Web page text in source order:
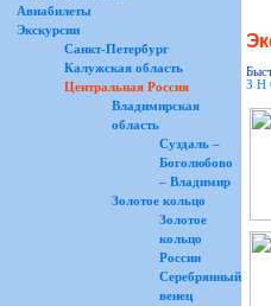
Авиабилеты
Экскурсии
Санкт-Петербург
Калужская область
Центральная Россия
Владимирская
область
Суздаль –
Боголюбово
– Владимир
Золотое кольцо
Золотое
кольцо
России
Серебрянный
венец
З Н